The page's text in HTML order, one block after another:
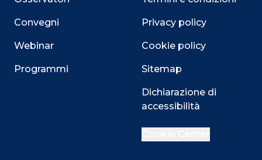
Convegni
Webinar
Programmi
Privacy policy
Cookie policy
Sitemap
Dichiarazione di
accessibilità